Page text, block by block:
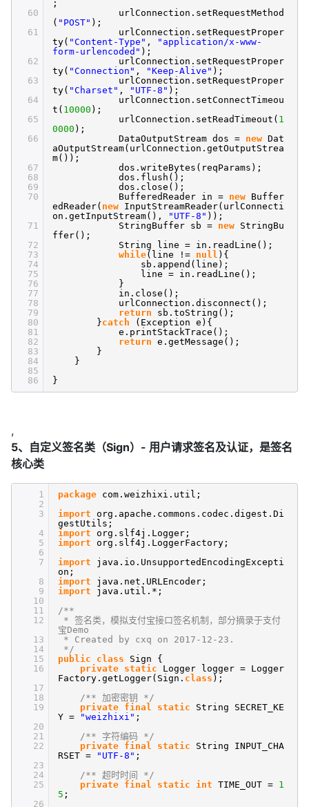
60
61
62
63
64
65
66
67
68
69
70
71
72
73
74
75
76
77
78
79
80
81
82
83
84
85
86
;
urlConnection.setRequestMethod
( "POST" );
urlConnection.setRequestProper
ty( "Content-Type" ,
"application/x-www-
form-urlencoded" );
urlConnection.setRequestProper
ty( "Connection" , "Keep-Alive" );
urlConnection.setRequestProper
ty( "Charset" , "UTF-8" );
urlConnection.setConnectTimeou
t( 10000 );
urlConnection.setReadTimeout( 1
0000 );
DataOutputStream dos = new Dat
aOutputStream(urlConnection.getOutputStrea
m());
dos.writeBytes(reqParams);
dos.flush();
dos.close();
BufferedReader in = new Buffer
edReader( new InputStreamReader(urlConnecti
on.getInputStream(),
"UTF-8" ));
StringBuffer sb = new StringBu
ffer();
String line = in.readLine();
while(line != null ){
sb.append(line);
line = in.readLine();
}
in.close();
urlConnection.disconnect();
return
sb.toString();
}catch
(Exception e){
e.printStackTrace();
return e.getMessage();
}
}
}
,
5、自定义签名类（Sign）- 用户请求签名及认证，是签名
核心类
1
2
3
4
5
6
7
8
9
10
11
12
13
14
15
16
17
18
19
20
21
22
23
24
25
26
package com.weizhixi.util;
import
org.apache.commons.codec.digest.Di
gestUtils;
import
org.slf4j.Logger;
import
org.slf4j.LoggerFactory;
import
java.io.UnsupportedEncodingExcepti
on;
import
java.net.URLEncoder;
import
java.util.*;
/**
* 签名类，模拟支付宝接口签名机制，部分摘录于支付
宝Demo
* Created by cxq on 2017-12-23.
*/
public
class
Sign {
private static
Logger logger = Logger
Factory.getLogger(Sign. class );
/** 加密密钥 */
private final static
String SECRET_KE
Y =
"weizhixi" ;
/** 字符编码 */
private final static
String INPUT_CHA
RSET =
"UTF-8" ;
/** 超时时间 */
private final static int TIME_OUT = 1
5 ;